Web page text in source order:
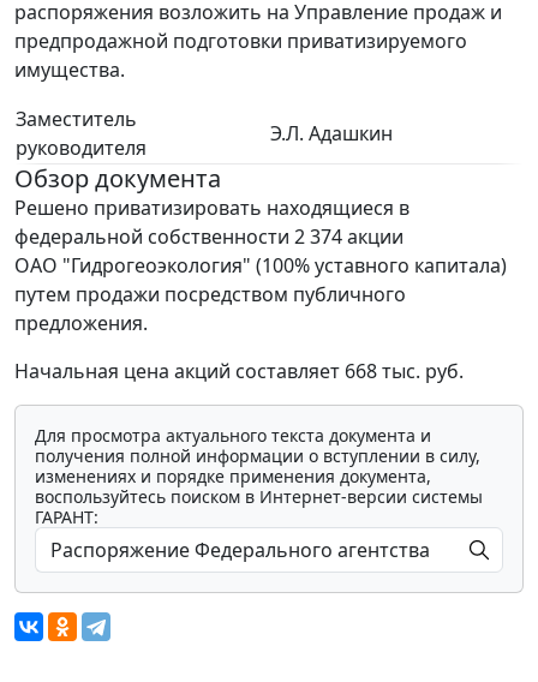
распоряжения возложить на Управление продаж и
предпродажной подготовки приватизируемого
имущества.
Заместитель
руководителя
Э.Л. Адашкин
Обзор документа
Решено приватизировать находящиеся в
федеральной собственности 2 374 акции
ОАО "Гидрогеоэкология" (100% уставного капитала)
путем продажи посредством публичного
предложения.
Начальная цена акций составляет 668 тыс. руб.
Для просмотра актуального текста документа и
получения полной информации о вступлении в силу,
изменениях и порядке применения документа,
воспользуйтесь поиском в Интернет-версии системы
ГАРАНТ: